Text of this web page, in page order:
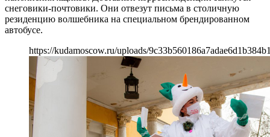
снеговики-почтовики. Они отвезут письма в столичную
резиденцию волшебника на специальном брендированном
автобусе.
https://kudamoscow.ru/uploads/